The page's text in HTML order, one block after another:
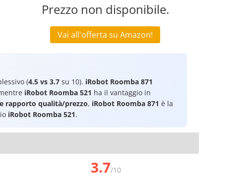
Prezzo non disponibile.
Vai all'offerta su Amazon!
(4.5 vs 3.7 su 10). iRobot Roomba 871
iRobot Roomba 521 ha il vantaggio in
rapporto qualità/prezzo, iRobot Roomba 871 è la
iRobot Roomba 521.
3.7/10